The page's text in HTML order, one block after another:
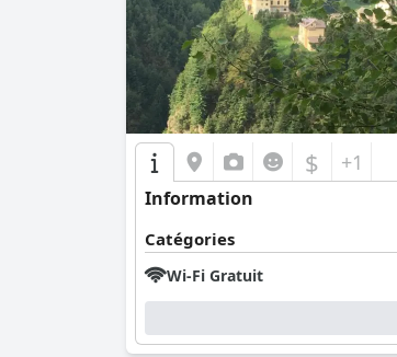
$ +1
Information
Catégories
Wi-Fi Gratuit